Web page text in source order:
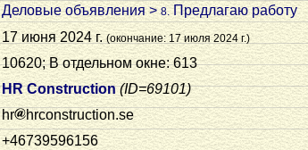
Деловые объявления >8.Предлагаю работу
17 июня 2024 г.(окончание: 17 июля 2024 г.)
10620; В отдельном окне: 613
HR Construction (ID=69101)
hr hrconstruction.se
+46739596156